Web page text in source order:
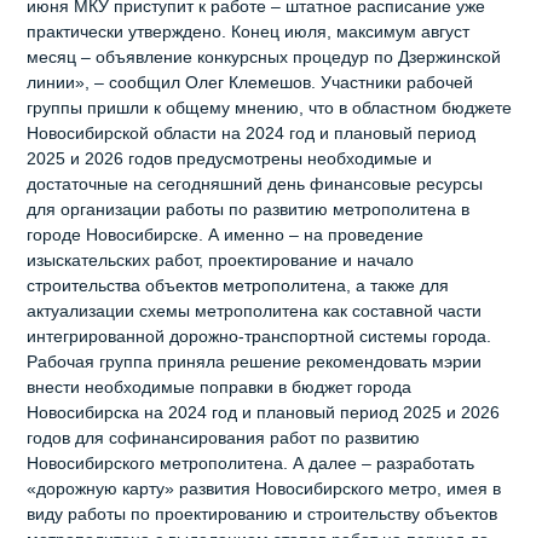
июня МКУ приступит к работе – штатное расписание уже
практически утверждено. Конец июля, максимум август
месяц – объявление конкурсных процедур по Дзержинской
линии», – сообщил Олег Клемешов. Участники рабочей
группы пришли к общему мнению, что в областном бюджете
Новосибирской области на 2024 год и плановый период
2025 и 2026 годов предусмотрены необходимые и
достаточные на сегодняшний день финансовые ресурсы
для организации работы по развитию метрополитена в
городе Новосибирске. А именно – на проведение
изыскательских работ, проектирование и начало
строительства объектов метрополитена, а также для
актуализации схемы метрополитена как составной части
интегрированной дорожно-транспортной системы города.
Рабочая группа приняла решение рекомендовать мэрии
внести необходимые поправки в бюджет города
Новосибирска на 2024 год и плановый период 2025 и 2026
годов для софинансирования работ по развитию
Новосибирского метрополитена. А далее – разработать
«дорожную карту» развития Новосибирского метро, имея в
виду работы по проектированию и строительству объектов